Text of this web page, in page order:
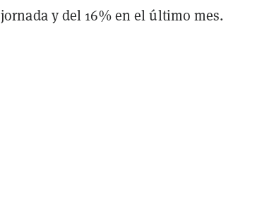
jornada y del 16% en el último mes.